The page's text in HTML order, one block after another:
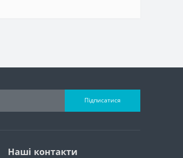
Підписатися
Наші контакти